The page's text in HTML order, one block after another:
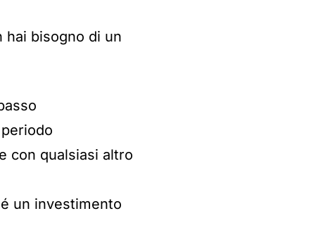
hai bisogno di un
con qualsiasi altro
un investimento